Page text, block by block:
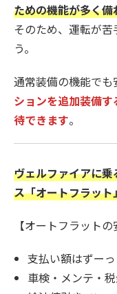
ための機能が多く備
そのため、運転が
う。
通常装備の機能でも
ションを追加装備
待できます。
ヴェルファイアに
ス「オートフラッ
【オートフラットの
支払い額はずー
車検・メンテ・